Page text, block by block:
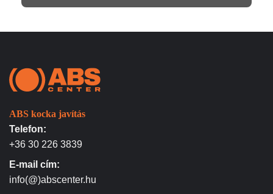
ABS kocka javítás
Telefon:
+36 30 226 3839
E-mail cím:
info(@)abscenter.hu